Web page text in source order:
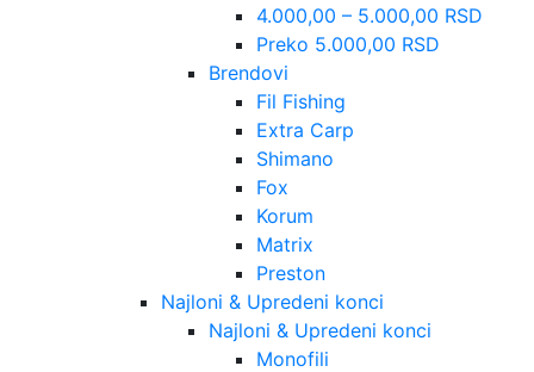
4.000,00 – 5.000,00 RSD
Preko 5.000,00 RSD
Brendovi
Fil Fishing
Extra Carp
Shimano
Fox
Korum
Matrix
Preston
Najloni & Upredeni konci
Najloni & Upredeni konci
Monofili